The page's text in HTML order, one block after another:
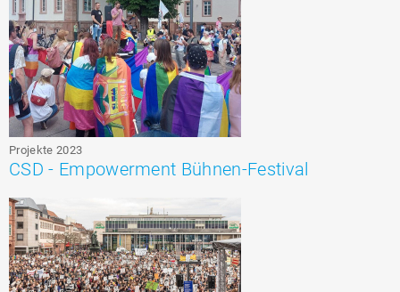
Projekte 2023
CSD - Empowerment Bühnen-Festival